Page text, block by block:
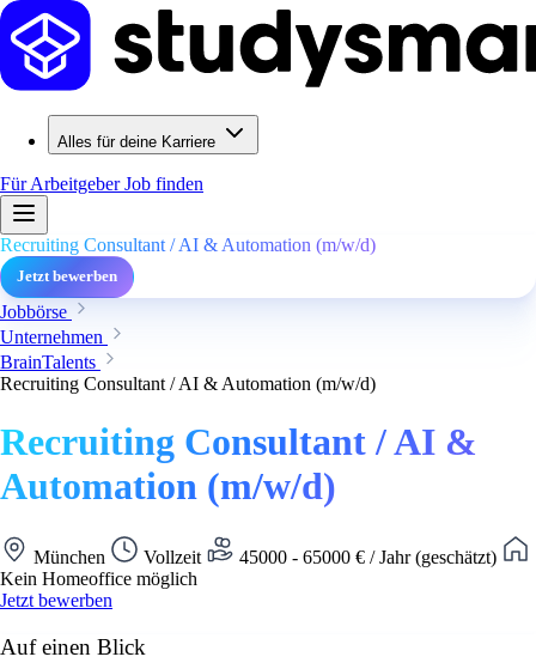
Alles für deine Karriere
Für ArbeitgeberJob finden
Recruiting Consultant / AI & Automation (m/w/d)
Jetzt bewerben
Jobbörse
Unternehmen
BrainTalents
Recruiting Consultant / AI & Automation (m/w/d)
Recruiting Consultant / AI &
Automation (m/w/d)
München Vollzeit
45000 - 65000 € / Jahr (geschätzt)
Kein Homeoffice möglich
Jetzt bewerben
Auf einen Blick